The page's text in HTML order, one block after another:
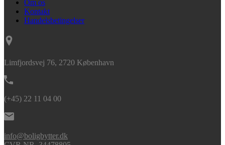
Om os
Kontakt
Handelsbetingelser
Limfjordsvej 76, 2720 København
(+45) 22 11 04 00
info@boligbytter.dk